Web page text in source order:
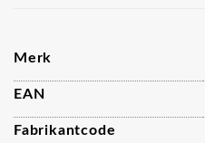
Merk
EAN
Fabrikantcode